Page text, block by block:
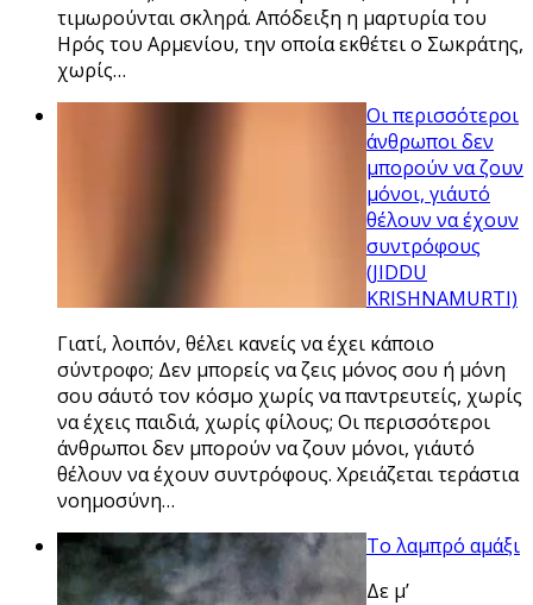
τιμωρούνται σκληρά. Απόδειξη η μαρτυρία του
Ηρός του Αρμενίου, την οποία εκθέτει ο Σωκράτης,
χωρίς…
Οι περισσότεροι
άνθρωποι δεν
μπορούν να ζουν
μόνοι, γι΄αυτό
θέλουν να έχουν
συντρόφους
(JIDDU
KRISHNAMURTI)
Γιατί, λοιπόν, θέλει κανείς να έχει κάποιο
σύντροφο; Δεν μπορείς να ζεις μόνος σου ή μόνη
σου σ΄αυτό τον κόσμο χωρίς να παντρευτείς, χωρίς
να έχεις παιδιά, χωρίς φίλους; Οι περισσότεροι
άνθρωποι δεν μπορούν να ζουν μόνοι, γι΄αυτό
θέλουν να έχουν συντρόφους. Χρειάζεται τεράστια
νοημοσύνη…
Το λαμπρό αμάξι
Δε μ’